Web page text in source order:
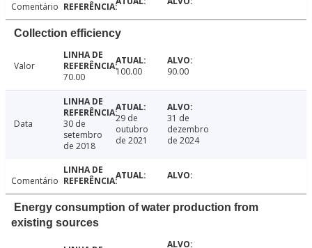
Comentário
Collection efficiency
Valor
70.00
100.00 90.00
Data
30 de
setembro
de 2018
29 de
outubro
de 2021
31 de
dezembro
de 2024
Comentário
Energy consumption of water production from
existing sources